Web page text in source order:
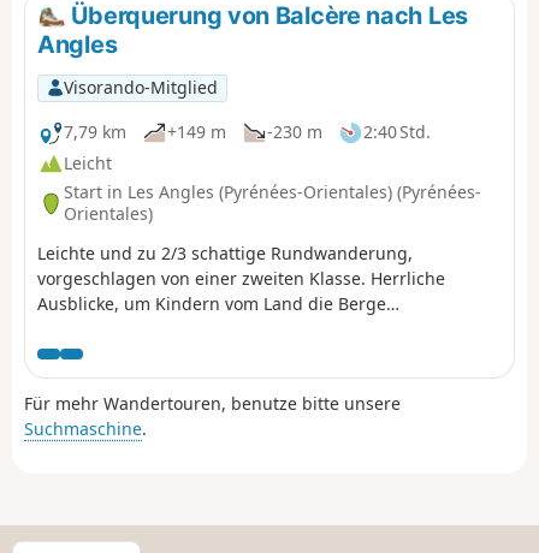
Überquerung von Balcère nach Les
Angles
Visorando-Mitglied
7,79 km
+149 m -230 m
2:40 Std.
Leicht
Start in Les Angles (Pyrénées-Orientales) (Pyrénées-
Orientales)
Leichte und zu 2/3 schattige Rundwanderung,
vorgeschlagen von einer zweiten Klasse. Herrliche
Ausblicke, um Kindern vom Land die Berge
Für mehr Wandertouren, benutze bitte unsere
Suchmaschine.